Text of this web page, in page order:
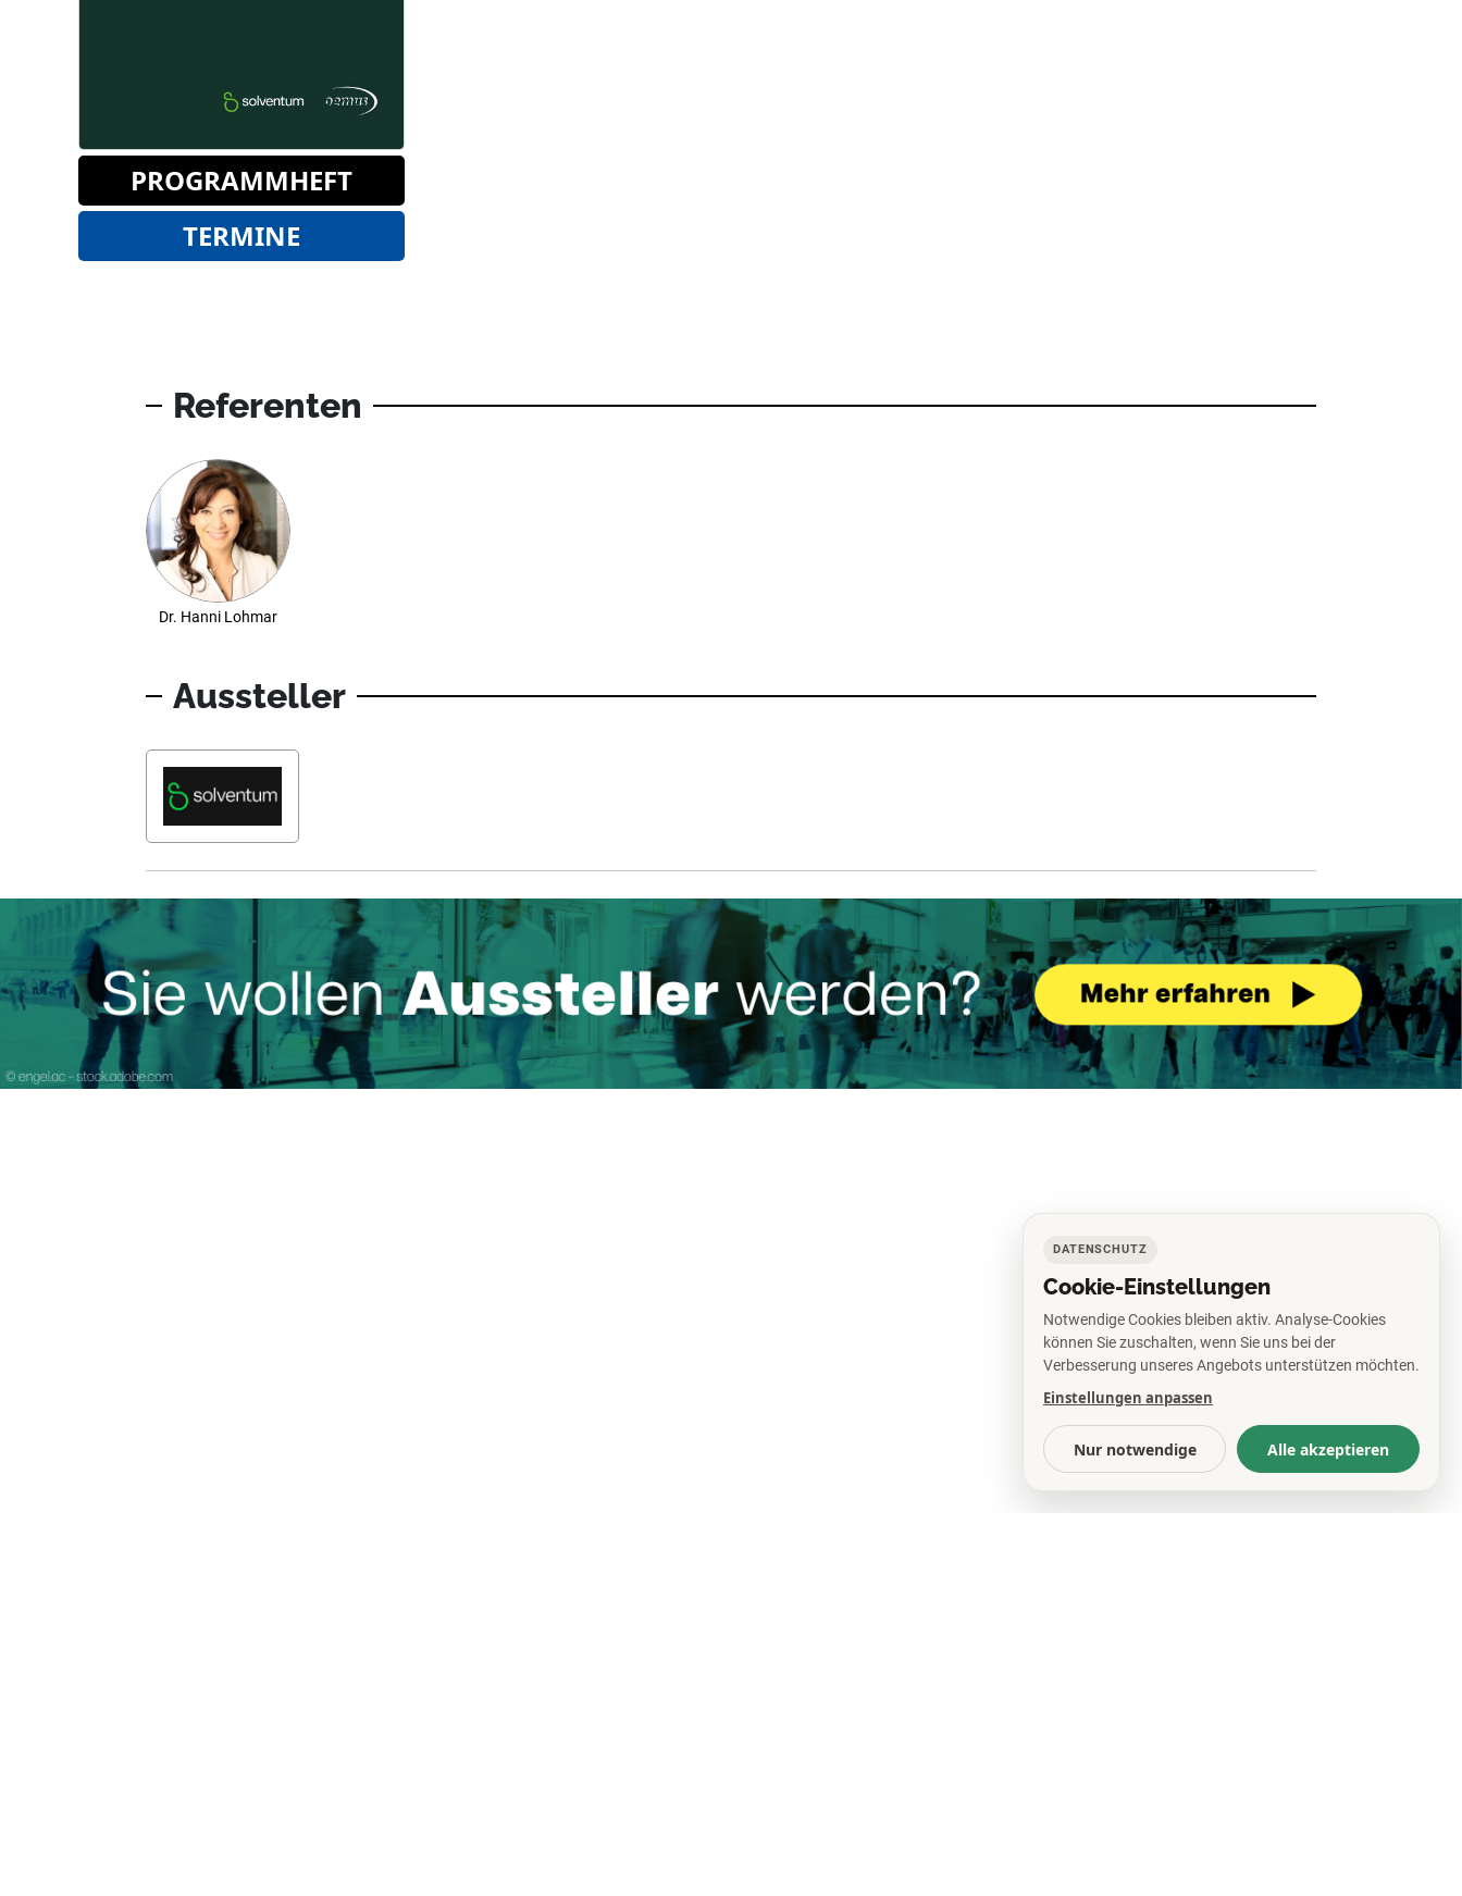
PROGRAMMHEFT
TERMINE
Referenten
Dr. Hanni Lohmar
Aussteller
DATENSCHUTZ
Cookie-Einstellungen
Notwendige Cookies bleiben aktiv. Analyse-Cookies
können Sie zuschalten, wenn Sie uns bei der
Verbesserung unseres Angebots unterstützen möchten.
Einstellungen anpassen
Nur notwendige Alle akzeptieren